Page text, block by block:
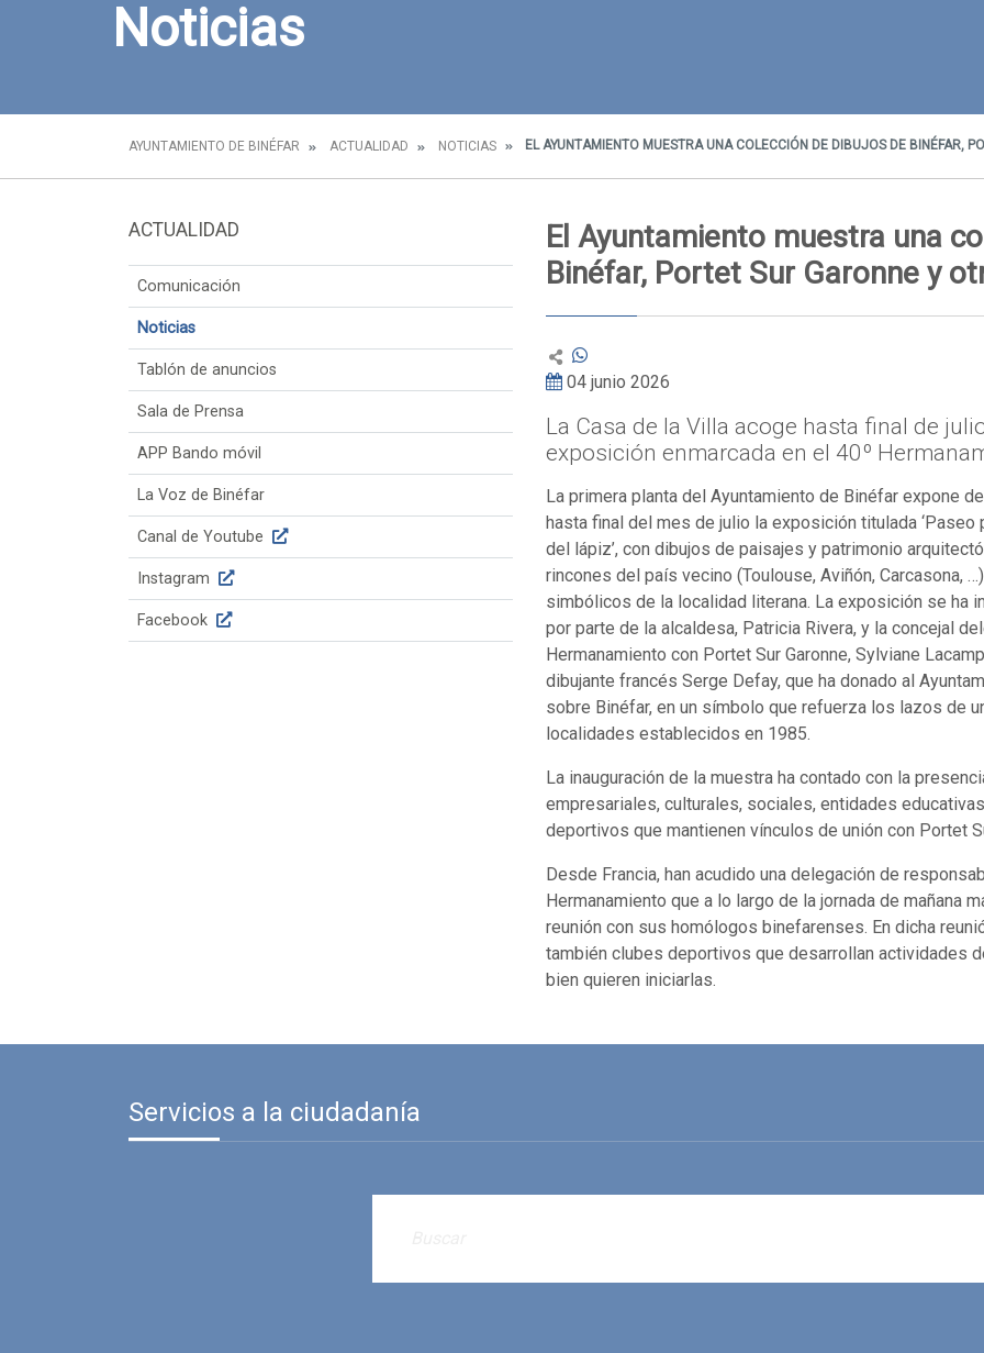
Noticias
AYUNTAMIENTO DE BINÉFAR ACTUALIDAD NOTICIAS EL AYUNTAMIENTO MUESTRA UNA COLECCIÓN DE DIBUJOS DE BINÉFAR,
ACTUALIDAD
Comunicación
Noticias
Tablón de anuncios
Sala de Prensa
APP Bando móvil
La Voz de Binéfar
Canal de Youtube
Instagram
Facebook
El Ayuntamiento muestra una
Binéfar, Portet Sur Garonne y
04 junio 2026
La Casa de la Villa acoge hasta final de
exposición enmarcada en el 40º
La primera planta del Ayuntamiento de Binéfar expone
hasta final del mes de julio la exposición titulada ‘Paseo
del lápiz’, con dibujos de paisajes y patrimonio
rincones del país vecino (Toulouse, Aviñón, Carcasona,
simbólicos de la localidad literana. La exposición se ha
por parte de la alcaldesa, Patricia Rivera, y la concejal
Hermanamiento con Portet Sur Garonne, Sylviane
dibujante francés Serge Defay, que ha donado al
sobre Binéfar, en un símbolo que refuerza los lazos de
localidades establecidos en 1985.
La inauguración de la muestra ha contado con la
empresariales, culturales, sociales, entidades
deportivos que mantienen vínculos de unión con Portet
Desde Francia, han acudido una delegación de
Hermanamiento que a lo largo de la jornada de mañana
reunión con sus homólogos binefarenses. En dicha
también clubes deportivos que desarrollan actividades
bien quieren iniciarlas.
Servicios a la ciudadanía